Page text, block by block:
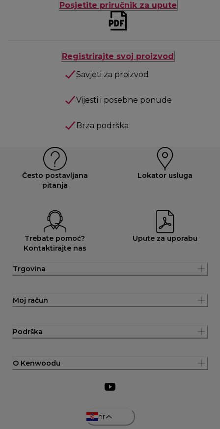
Posjetite priručnik za upute
Registrirajte svoj proizvod
Savjeti za proizvod
Vijesti i posebne ponude
Brza podrška
Često postavljana
pitanja
Lokator usluga
Trebate pomoć?
Kontaktirajte nas
Upute za uporabu
Trgovina
Moj račun
Podrška
O Kenwoodu
hr